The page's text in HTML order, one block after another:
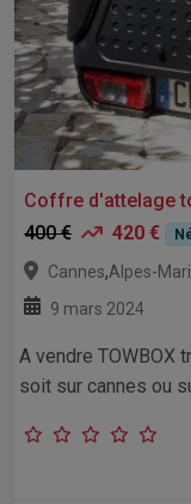
Coffre d'attelage
400 €
420 €
Cannes,Alpes-
9 mars 2024
A vendre TOWBOX
soit sur cannes ou